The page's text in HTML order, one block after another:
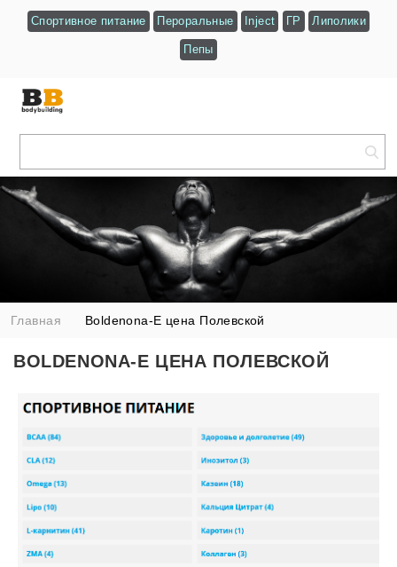
Спортивное питание Пероральные Inject ГР Липолики
Пепы
Главная Boldenona-E цена Полевской
BOLDENONA-E ЦЕНА ПОЛЕВСКОЙ